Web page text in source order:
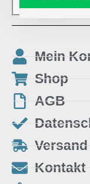
Mein
Shop
AGB
Versand
Kontakt